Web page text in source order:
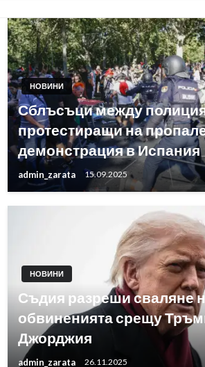
НОВИНИ
Сблъсъци между
протестиращи на
демонстрация в Испания
admin_zarata 15.09.2025
НОВИНИ
Съдия разреши сваляне
обвиненията срещу
Джорджия
admin_zarata 26.11.2025